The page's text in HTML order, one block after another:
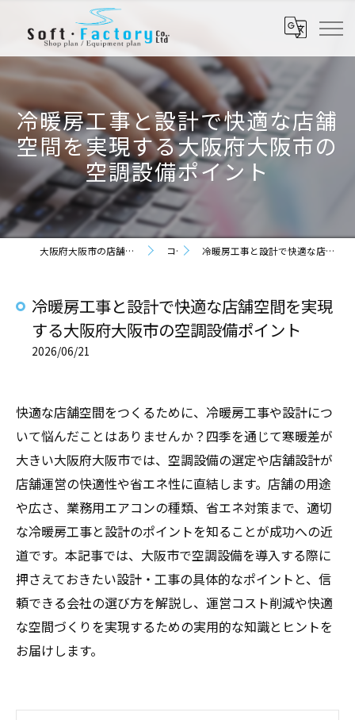
冷暖房工事と設計で快適な店舗
空間を実現する大阪府大阪市の
空調設備ポイント
大阪府大阪市の店舗設計なら株式会社ソフト・ファクトリー コラム 冷暖房工事と設計で快適な店舗空間を実現する大阪府大阪市の空調設備ポイント
冷暖房工事と設計で快適な店舗空間を実現
する大阪府大阪市の空調設備ポイント
2026/06/21
快適な店舗空間をつくるために、冷暖房工事や設計につ
いて悩んだことはありませんか？四季を通じて寒暖差が
大きい大阪府大阪市では、空調設備の選定や店舗設計が
店舗運営の快適性や省エネ性に直結します。店舗の用途
や広さ、業務用エアコンの種類、省エネ対策まで、適切
な冷暖房工事と設計のポイントを知ることが成功への近
道です。本記事では、大阪市で空調設備を導入する際に
押さえておきたい設計・工事の具体的なポイントと、信
頼できる会社の選び方を解説し、運営コスト削減や快適
な空間づくりを実現するための実用的な知識とヒントを
お届けします。